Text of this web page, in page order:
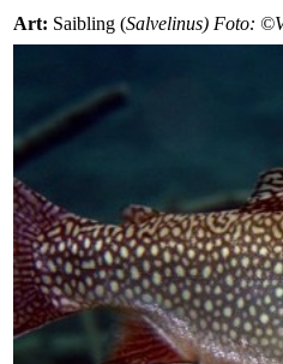
Art: Saibling (Salvelinus) Foto: